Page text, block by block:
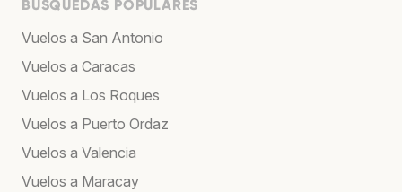
BÚSQUEDAS POPULARES
Vuelos a San Antonio
Vuelos a Caracas
Vuelos a Los Roques
Vuelos a Puerto Ordaz
Vuelos a Valencia
Vuelos a Maracay